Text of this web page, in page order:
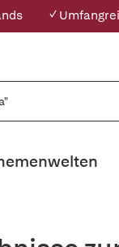
✓